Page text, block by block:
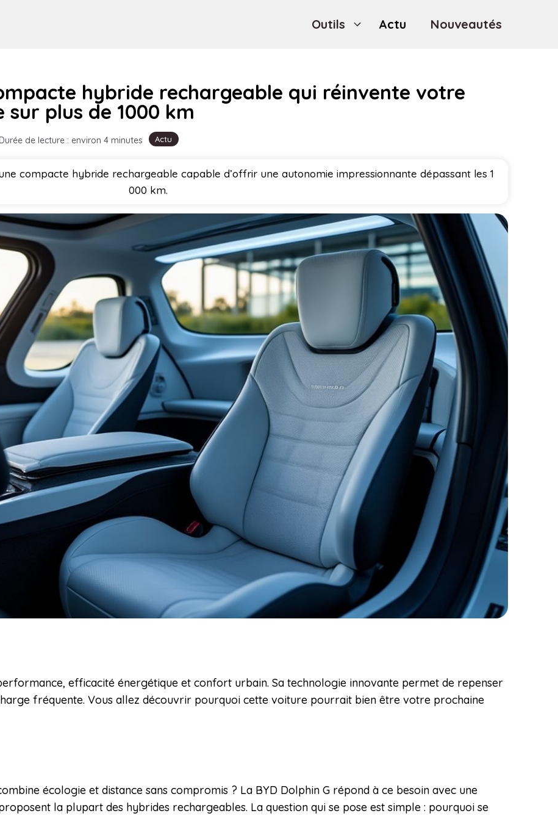
Outils Actu Nouveautés
Actu
hybride rechargeable qui réinvente votre
plus de 1000 km
de lecture : environ 4 minutes
compacte hybride rechargeable capable d’offrir une autonomie impressionnante dépassant les 1
000 km.
efficacité énergétique et confort urbain. Sa technologie innovante permet de repenser
fréquente. Vous allez découvrir pourquoi cette voiture pourrait bien être votre prochaine
écologie et distance sans compromis ? La BYD Dolphin G répond à ce besoin avec une
la plupart des hybrides rechargeables. La question qui se pose est simple : pourquoi se